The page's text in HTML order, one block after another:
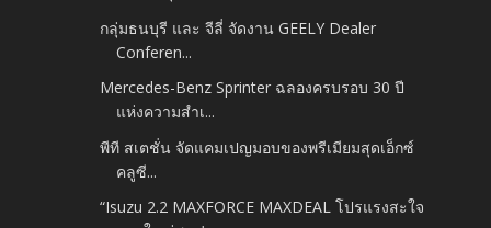
กลุ่มธนบุรี และ จีลี่ จัดงาน GEELY Dealer
Conferen...
Mercedes-Benz Sprinter ฉลองครบรอบ 30 ปี
แห่งความสำเ...
พีที สเตชั่น จัดแคมเปญมอบของพรีเมียมสุดเอ็กซ์
คลูซี...
“Isuzu 2.2 MAXFORCE MAXDEAL โปรแรงสะใจ